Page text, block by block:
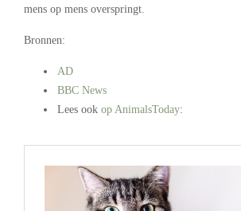
mens op mens overspringt.
Bronnen:
AD
BBC News
Lees ook op AnimalsToday: